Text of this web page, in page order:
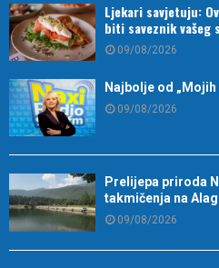
Ljekari savjetuju:
biti saveznik vašeg
09/08/2026
Najbolje od „Mojih
09/08/2026
Prelijepa priroda
takmičenja na
09/08/2026